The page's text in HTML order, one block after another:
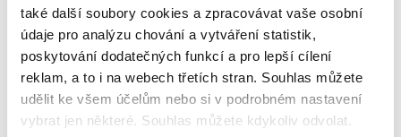
také další soubory cookies a zpracovávat vaše osobní
údaje pro analýzu chování a vytváření statistik,
poskytování dodatečných funkcí a pro lepší cílení
reklam, a to i na webech třetích stran. Souhlas můžete
udělit ke všem účelům nebo si v podrobném nastavení
vybrat jen některé. Souhlas můžete kdykoliv odvolat.
MDDr. Tomáš Pražák
Odborná zubní konzultace –
parodontologie